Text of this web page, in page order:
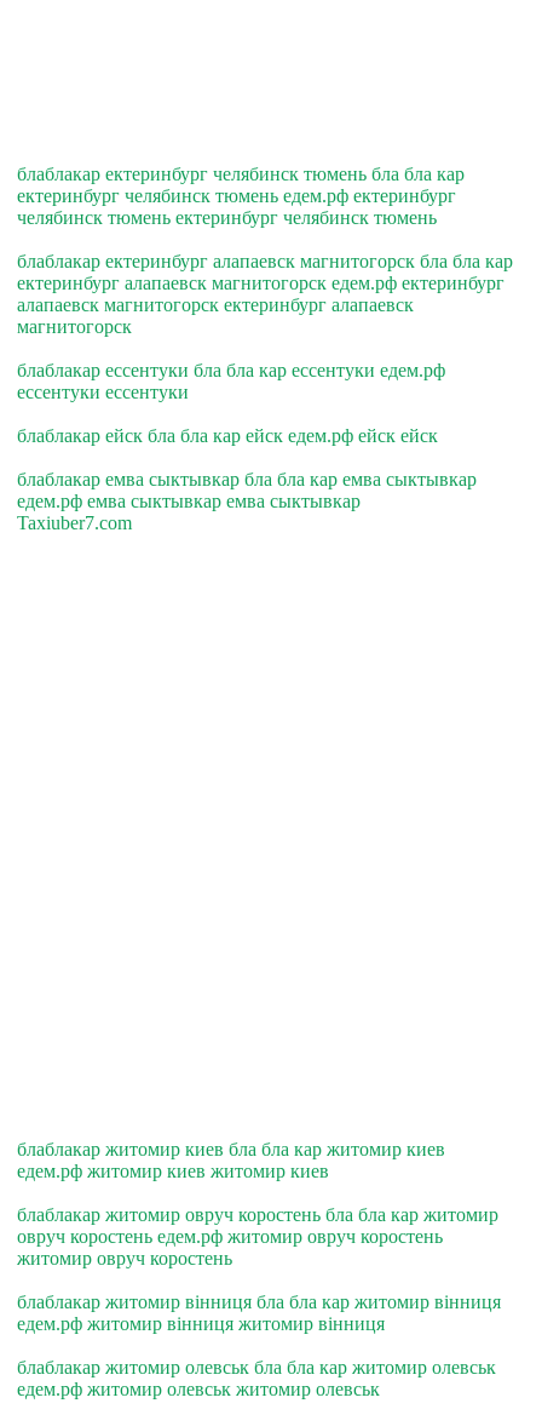
блаблакар ектеринбург челябинск тюмень бла бла кар
ектеринбург челябинск тюмень едем.рф ектеринбург
челябинск тюмень ектеринбург челябинск тюмень
блаблакар ектеринбург алапаевск магнитогорск бла бла кар
ектеринбург алапаевск магнитогорск едем.рф ектеринбург
алапаевск магнитогорск ектеринбург алапаевск
магнитогорск
блаблакар ессентуки бла бла кар ессентуки едем.рф
ессентуки ессентуки
блаблакар ейск бла бла кар ейск едем.рф ейск ейск
блаблакар емва сыктывкар бла бла кар емва сыктывкар
едем.рф емва сыктывкар емва сыктывкар
Taxiuber7.com
блаблакар житомир киев бла бла кар житомир киев
едем.рф житомир киев житомир киев
блаблакар житомир овруч коростень бла бла кар житомир
овруч коростень едем.рф житомир овруч коростень
житомир овруч коростень
блаблакар житомир вiнниця бла бла кар житомир вiнниця
едем.рф житомир вiнниця житомир вiнниця
блаблакар житомир олевськ бла бла кар житомир олевськ
едем.рф житомир олевськ житомир олевськ